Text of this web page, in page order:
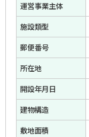
運営事業主体
施設類型
郵便番号
所在地
開設年月日
建物構造
敷地面積